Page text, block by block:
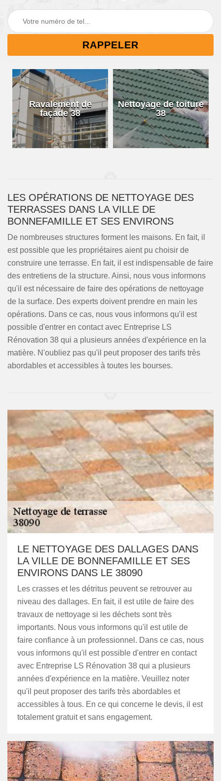
Ravalement de
façade 38
Nettoyage de toiture
38
LES OPÉRATIONS DE NETTOYAGE DES
TERRASSES DANS LA VILLE DE
BONNEFAMILLE ET SES ENVIRONS
De nombreuses structures forment les maisons. En fait, il
est possible que les propriétaires aient pu choisir de
construire une terrasse. En fait, il est indispensable de faire
des entretiens de la structure. Ainsi, nous vous informons
qu'il est nécessaire de faire des opérations de nettoyage
de la surface. Des experts doivent prendre en main les
opérations. Dans ce cas, nous vous informons qu'il est
possible d'entrer en contact avec Entreprise LS
Rénovation 38 qui a plusieurs années d'expérience en la
matière. N'oubliez pas qu'il peut proposer des tarifs très
abordables et accessibles à toutes les bourses.
LE NETTOYAGE DES DALLAGES DANS
LA VILLE DE BONNEFAMILLE ET SES
ENVIRONS DANS LE 38090
Les crasses et les détritus peuvent se retrouver au
niveau des dallages. En fait, il est utile de faire des
travaux de nettoyage si les déchets sont très
importants. Nous vous informons qu'il est utile de
faire confiance à un professionnel. Dans ce cas, nous
vous informons qu'il est possible d'entrer en contact
avec Entreprise LS Rénovation 38 qui a plusieurs
années d'expérience en la matière. Veuillez noter
qu'il peut proposer des tarifs très abordables et
accessibles à tous. En ce qui concerne le devis, il est
totalement gratuit et sans engagement.